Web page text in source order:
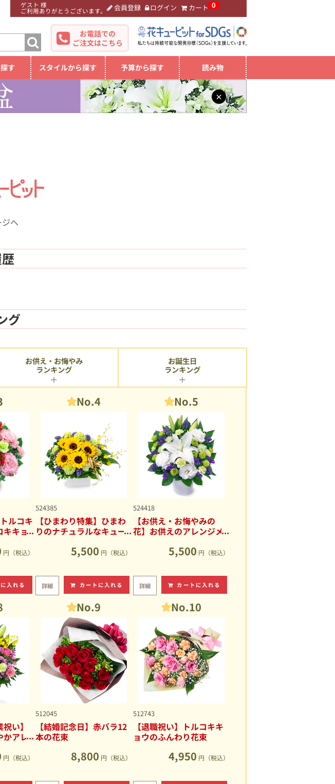
ゲスト 様
ご利用ありがとうございます。 会員登録 ログイン カート 0
お電話での
ご注文はこちら
す スタイルから探す 予算から探す 読み物
×
ジへ
グ
ルコキ
キキョ
円（税込）
入れる
No.4
524385
【ひまわり特集】ひまわ
りのナチュラルなキュー
5,500 円（税込）
詳細 カートに入れる
No.5
524418
【お供え・お悔やみの
花】お供えのアレンジメ
5,500 円（税込）
詳細 カートに入れる
い】
かアレ
円（税込）
No.9
512045
【結婚記念日】赤バラ12
本の花束
8,800 円（税込）
No.10
512743
【退職祝い】トルコキキ
ョウのふんわり花束
4,950 円（税込）
お供え・お悔やみ
ランキング
お誕生日
ランキング